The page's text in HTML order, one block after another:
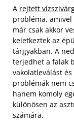
A rejtett
probléma, amivel
már csak akkor
keletkeztek az
tárgyakban. A
terjedhet a falak
vakolatleválást és
problémák nem
hanem komoly
különösen az
számára.